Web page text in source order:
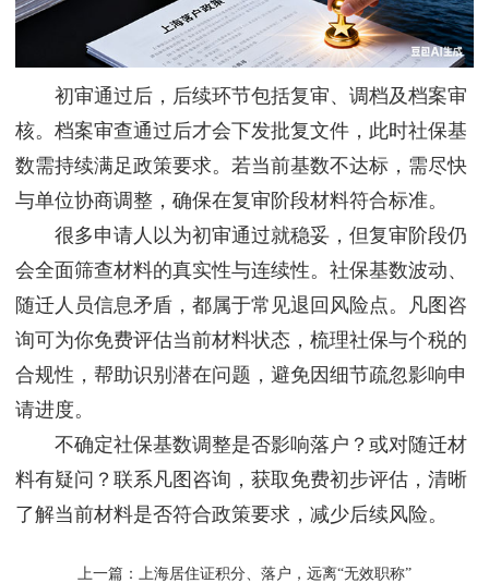
初审通过后，后续环节包括复审、调档及档案审
核。档案审查通过后才会下发批复文件，此时社保基
数需持续满足政策要求。若当前基数不达标，需尽快
与单位协商调整，确保在复审阶段材料符合标准。
很多申请人以为初审通过就稳妥，但复审阶段仍
会全面筛查材料的真实性与连续性。社保基数波动、
随迁人员信息矛盾，都属于常见退回风险点。凡图咨
询可为你免费评估当前材料状态，梳理社保与个税的
合规性，帮助识别潜在问题，避免因细节疏忽影响申
请进度。
不确定社保基数调整是否影响落户？或对随迁材
料有疑问？联系凡图咨询，获取免费初步评估，清晰
了解当前材料是否符合政策要求，减少后续风险。
上一篇：
上海居住证积分、落户，远离“无效职称”